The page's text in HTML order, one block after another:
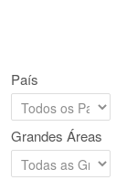
País
Grandes Áreas